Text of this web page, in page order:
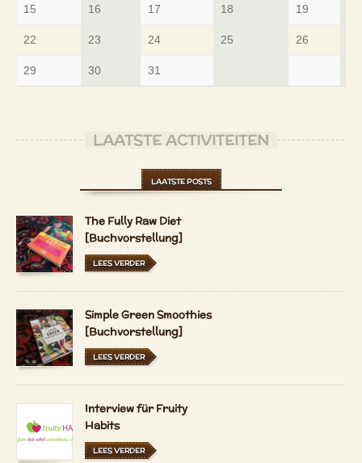
15 16 17 18 19
22 23 24 25 26
29 30 31
LAATSTE ACTIVITEITEN
LAATSTE POSTS
The Fully Raw Diet
[Buchvorstellung]
LEES VERDER
Simple Green Smoothies
[Buchvorstellung]
LEES VERDER
Interview für Fruity
Habits
LEES VERDER